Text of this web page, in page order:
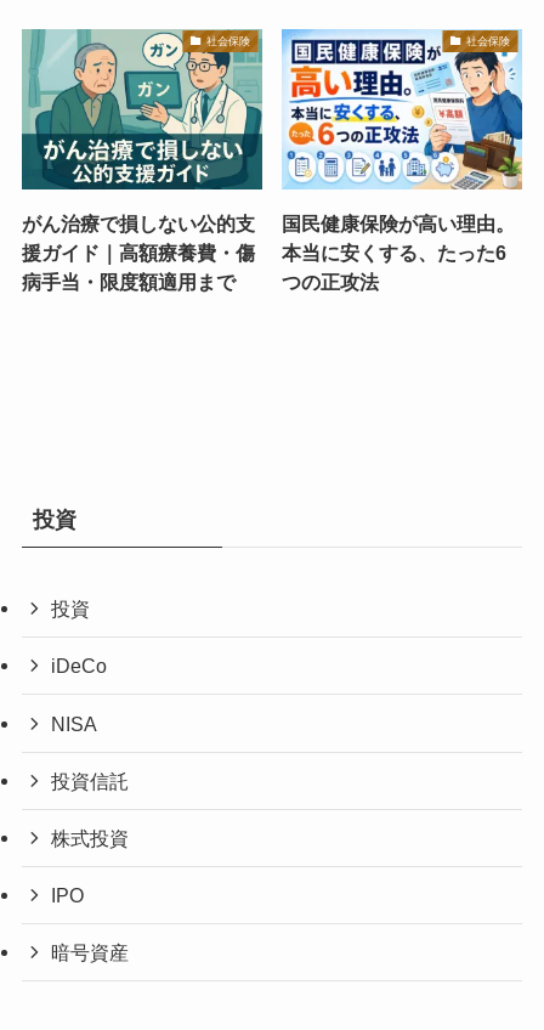
社会保険
がん治療で損しない公的支
援ガイド｜高額療養費・傷
病手当・限度額適用まで
社会保険
国民健康保険が高い理由。
本当に安くする、たった6
つの正攻法
投資
投資
iDeCo
NISA
投資信託
株式投資
IPO
暗号資産